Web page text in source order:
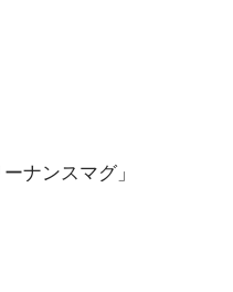
ナンスマグ」